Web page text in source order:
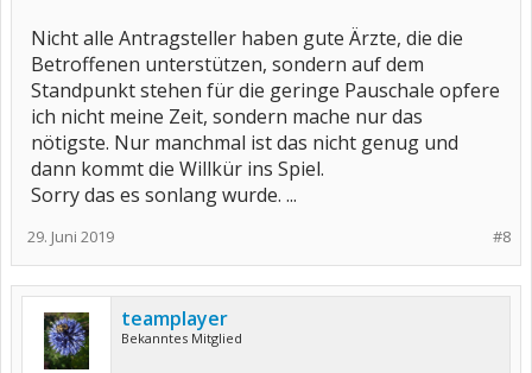
Nicht alle Antragsteller haben gute Ärzte, die die
Betroffenen unterstützen, sondern auf dem
Standpunkt stehen für die geringe Pauschale opfere
ich nicht meine Zeit, sondern mache nur das
nötigste. Nur manchmal ist das nicht genug und
dann kommt die Willkür ins Spiel.
Sorry das es sonlang wurde. ...
#8
29. Juni 2019
teamplayer
Bekanntes Mitglied